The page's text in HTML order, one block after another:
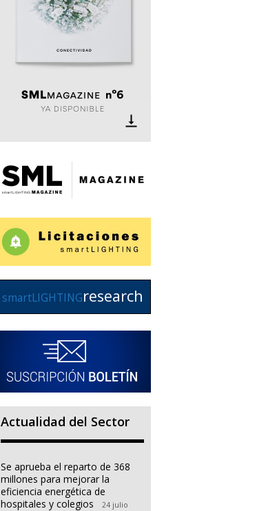
smartLIGHTINGresearch
Actualidad del Sector
Se aprueba el reparto de 368
millones para mejorar la
eficiencia energética de
hospitales y colegios
24 julio